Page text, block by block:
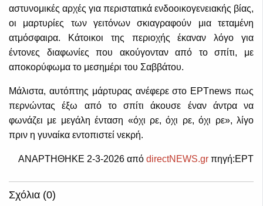
αστυνομικές αρχές για περιστατικά ενδοοικογενειακής βίας,
οι μαρτυρίες των γειτόνων σκιαγραφούν μια τεταμένη
ατμόσφαιρα. Κάτοικοι της περιοχής έκαναν λόγο για
έντονες διαφωνίες που ακούγονταν από το σπίτι, με
αποκορύφωμα το μεσημέρι του Σαββάτου.
Μάλιστα, αυτόπτης μάρτυρας ανέφερε στο EΡTnews πως
περνώντας έξω από το σπίτι άκουσε έναν άντρα να
φωνάζει με μεγάλη ένταση «όχι ρε, όχι ρε, όχι ρε», λίγο
πριν η γυναίκα εντοπιστεί νεκρή.
ΑΝΑΡΤΗΘΗΚΕ 2-3-2026 από directNEWS.gr πηγή:ΕΡΤ
Σχόλια (0)